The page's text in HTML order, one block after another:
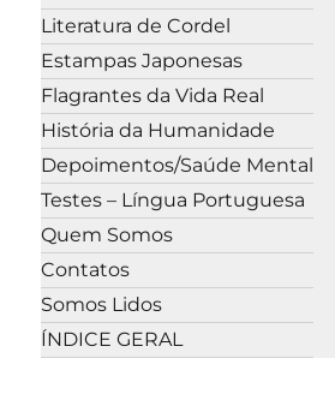
Literatura de Cordel
Estampas Japonesas
Flagrantes da Vida Real
História da Humanidade
Depoimentos/Saúde Mental
Testes – Língua Portuguesa
Quem Somos
Contatos
Somos Lidos
ÍNDICE GERAL